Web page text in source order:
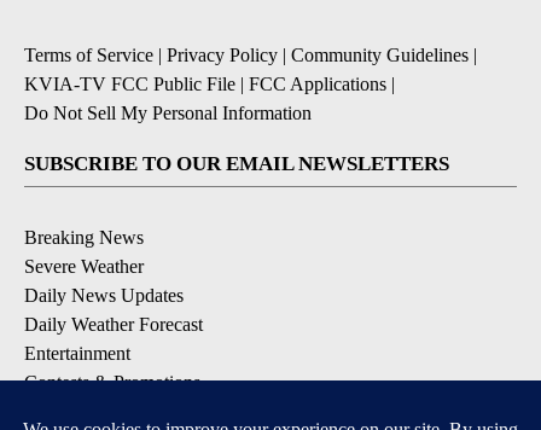
Terms of Service | Privacy Policy | Community Guidelines |
KVIA-TV FCC Public File | FCC Applications |
Do Not Sell My Personal Information
SUBSCRIBE TO OUR EMAIL NEWSLETTERS
Breaking News
Severe Weather
Daily News Updates
Daily Weather Forecast
Entertainment
Contests & Promotions